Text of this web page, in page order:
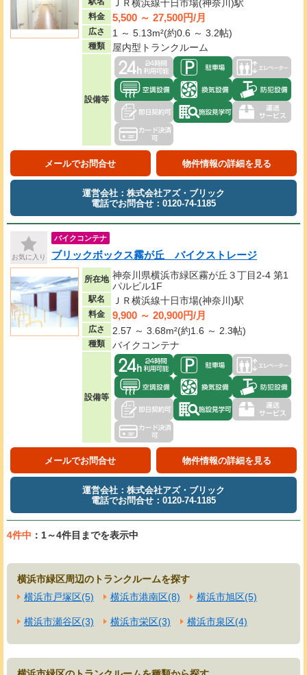
ＪＲ横浜線十日市場(神奈川)駅
料金 5,500 ～ 27,500円/月
広さ 1 ～ 5.13m²(約0.6 ～ 3.2帖)
種類 屋内型トランクルーム
設備等
メールでお問合せ 物件情報の詳細を見る
運営会社：株式会社アズ・ブリック
電話でお問合せ：0120-74-1185
お気に入り
バイクコンテナ
ブリックボックス霧が丘 バイクストレージ
所在地 神奈川県横浜市緑区霧が丘３丁目2-4 第1
パルビル1F
駅名 ＪＲ横浜線十日市場(神奈川)駅
料金 9,900 ～ 20,900円/月
広さ 2.57 ～ 3.68m²(約1.6 ～ 2.3帖)
種類 バイクコンテナ
設備等
メールでお問合せ 物件情報の詳細を見る
運営会社：株式会社アズ・ブリック
電話でお問合せ：0120-74-1185
4件中 ：1～4件目までを表示中
横浜市緑区周辺のトランクルームを探す
横浜市戸塚区(5)
横浜市港南区(8) 横浜市旭区(5)
横浜市瀬谷区(3) 横浜市栄区(3) 横浜市泉区(4)